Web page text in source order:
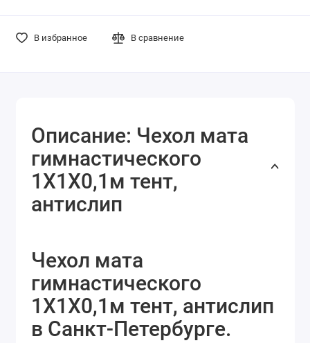
В избранное В сравнение
Описание: Чехол мата
гимнастического
1Х1Х0,1м тент,
антислип
Чехол мата
гимнастического
1Х1Х0,1м тент, антислип
в Санкт-Петербурге.